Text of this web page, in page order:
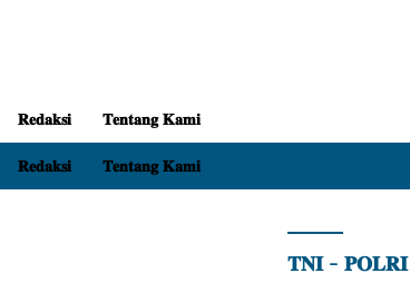
𝐑𝐞𝐝𝐚𝐤𝐬𝐢 𝐓𝐞𝐧𝐭𝐚𝐧𝐠 𝐊𝐚𝐦𝐢
𝐑𝐞𝐝𝐚𝐤𝐬𝐢 𝐓𝐞𝐧𝐭𝐚𝐧𝐠 𝐊𝐚𝐦𝐢
𝐓𝐍𝐈 – 𝐏𝐎𝐋𝐑𝐈